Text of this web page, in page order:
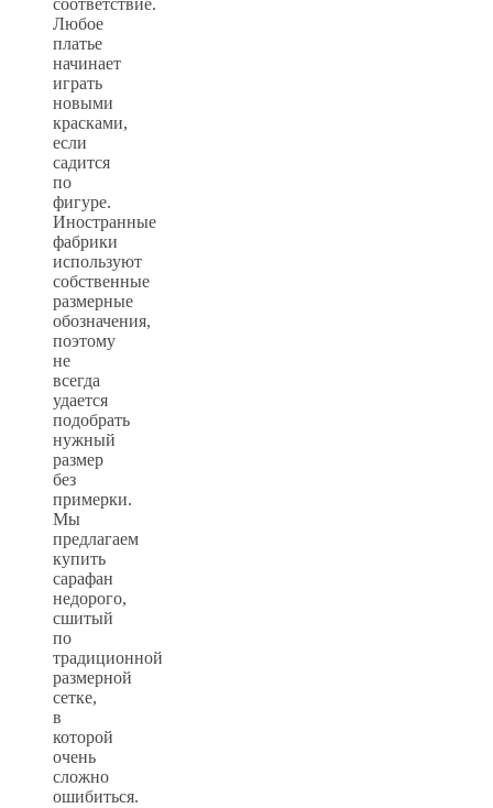
соответствие.
Любое
платье
начинает
играть
новыми
красками,
если
садится
по
фигуре.
Иностранные
фабрики
используют
собственные
размерные
обозначения,
поэтому
не
всегда
удается
подобрать
нужный
размер
без
примерки.
Мы
предлагаем
купить
сарафан
недорого,
сшитый
по
традиционной
размерной
сетке,
в
которой
очень
сложно
ошибиться.